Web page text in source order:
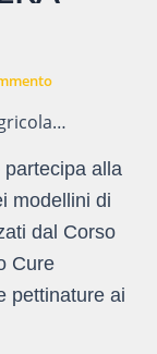
partecipa alla
modellini di
dal Corso
Cure
pettinature ai